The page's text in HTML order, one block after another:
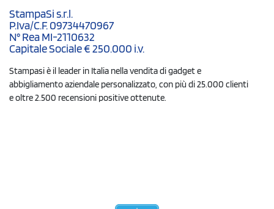
StampaSi s.r.l.
P.Iva/C.F. 09734470967
N° Rea MI-2110632
Capitale Sociale € 250.000 i.v.
Stampasi è il leader in Italia nella vendita di gadget e
abbigliamento aziendale personalizzato, con più di 25.000 clienti
e oltre 2.500 recensioni positive ottenute.